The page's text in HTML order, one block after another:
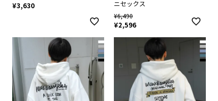
¥3,630 ニセックス
¥6,490
¥2,596